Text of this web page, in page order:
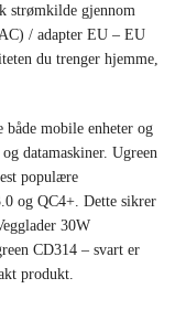
strømkilde gjennom
/ adapter EU – EU
du trenger hjemme,
mobile enheter og
datamaskiner. Ugreen
populære
og QC4+. Dette sikrer
30W
CD314 – svart er
produkt.